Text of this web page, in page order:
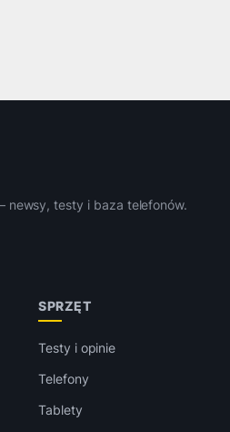
newsy, testy i baza telefonów.
SPRZĘT
Testy i opinie
Telefony
Tablety